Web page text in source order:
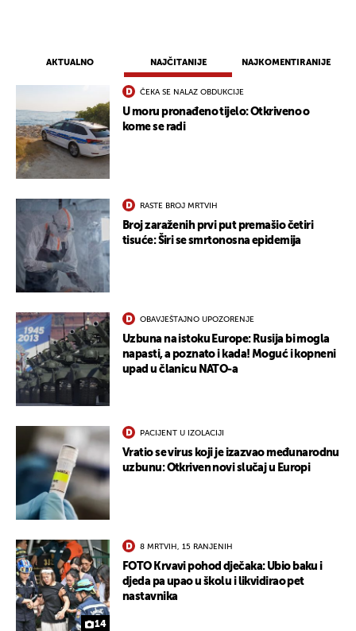
AKTUALNO NAJČITANIJE NAJKOMENTIRANIJE
ČEKA SE NALAZ OBDUKCIJE
U moru pronađeno tijelo: Otkriveno o
kome se radi
RASTE BROJ MRTVIH
Broj zaraženih prvi put premašio četiri
tisuće: Širi se smrtonosna epidemija
OBAVJEŠTAJNO UPOZORENJE
Uzbuna na istoku Europe: Rusija bi mogla
napasti, a poznato i kada! Moguć i kopneni
upad u članicu NATO-a
PACIJENT U IZOLACIJI
Vratio se virus koji je izazvao međunarodnu
uzbunu: Otkriven novi slučaj u Europi
14
8 MRTVIH, 15 RANJENIH
FOTO Krvavi pohod dječaka: Ubio baku i
djeda pa upao u školu i likvidirao pet
nastavnika
UKLJUČITE NOTIFIKACIJE